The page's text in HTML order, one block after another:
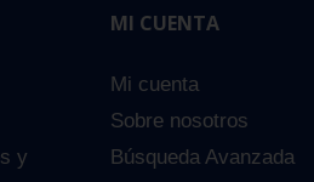
y
MI CUENTA
Mi cuenta
Sobre nosotros
Búsqueda Avanzada